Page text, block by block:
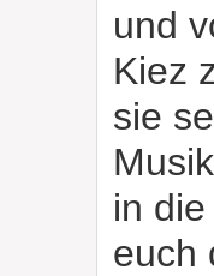
und
Kiez
sie
in
euch